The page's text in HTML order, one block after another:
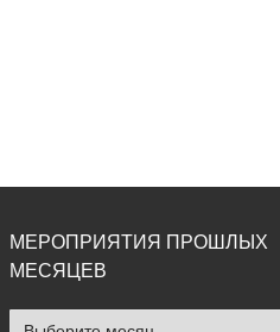
МЕРОПРИЯТИЯ ПРОШЛЫХ
МЕСЯЦЕВ
Мероприятия